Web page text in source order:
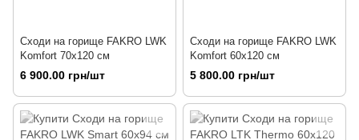
Сходи на горище FAKRO LWK
Komfort 70х120 см
6 900.00 грн/шт
Сходи на горище FAKRO LWK
Komfort 60х120 см
5 800.00 грн/шт